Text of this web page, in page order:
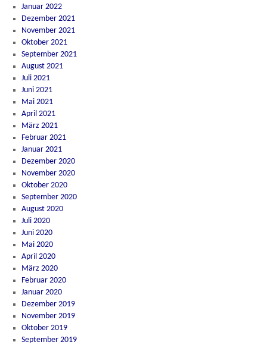
Januar 2022
Dezember 2021
November 2021
Oktober 2021
September 2021
August 2021
Juli 2021
Juni 2021
Mai 2021
April 2021
März 2021
Februar 2021
Januar 2021
Dezember 2020
November 2020
Oktober 2020
September 2020
August 2020
Juli 2020
Juni 2020
Mai 2020
April 2020
März 2020
Februar 2020
Januar 2020
Dezember 2019
November 2019
Oktober 2019
September 2019